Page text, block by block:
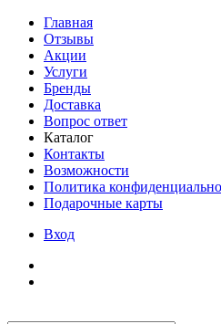
Главная
Отзывы
Акции
Услуги
Бренды
Доставка
Вопрос ответ
Каталог
Контакты
Возможности
Политика
Подарочные карты
Вход